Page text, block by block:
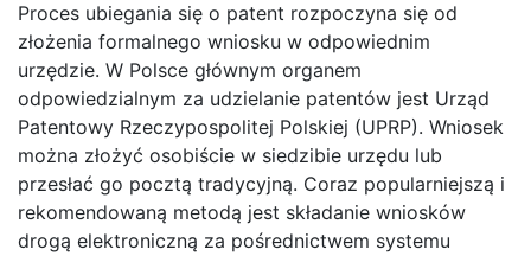
Proces ubiegania się o patent rozpoczyna się od
złożenia formalnego wniosku w odpowiednim
urzędzie. W Polsce głównym organem
odpowiedzialnym za udzielanie patentów jest Urząd
Patentowy Rzeczypospolitej Polskiej (UPRP). Wniosek
można złożyć osobiście w siedzibie urzędu lub
przesłać go pocztą tradycyjną. Coraz popularniejszą i
rekomendowaną metodą jest składanie wniosków
drogą elektroniczną za pośrednictwem systemu